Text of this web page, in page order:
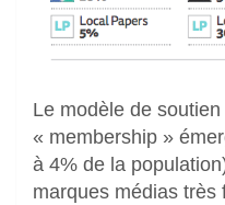
Le modèle de
« membership »
à 4% de la
marques médias très